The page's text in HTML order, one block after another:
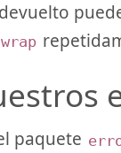
paquete